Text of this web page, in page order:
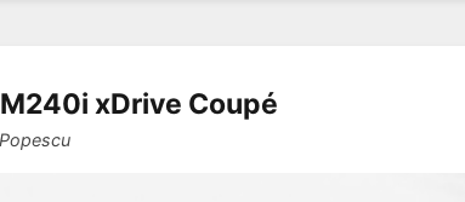
xDrive Coupé